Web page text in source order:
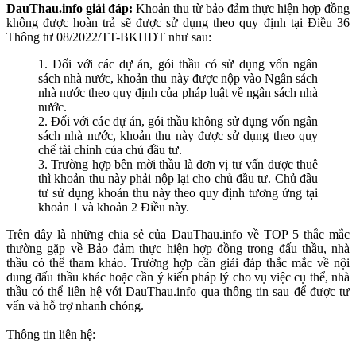
DauThau.info giải đáp: Khoản thu từ bảo đảm thực hiện hợp đồng
không được hoàn trả sẽ được sử dụng theo quy định tại Điều 36
Thông tư 08/2022/TT-BKHĐT như sau:
1. Đối với các dự án, gói thầu có sử dụng vốn ngân
sách nhà nước, khoản thu này được nộp vào Ngân sách
nhà nước theo quy định của pháp luật về ngân sách nhà
nước.
2. Đối với các dự án, gói thầu không sử dụng vốn ngân
sách nhà nước, khoản thu này được sử dụng theo quy
chế tài chính của chủ đầu tư.
3. Trường hợp bên mời thầu là đơn vị tư vấn được thuê
thì khoản thu này phải nộp lại cho chủ đầu tư. Chủ đầu
tư sử dụng khoản thu này theo quy định tương ứng tại
khoản 1 và khoản 2 Điều này.
Trên đây là những chia sẻ của DauThau.info về TOP 5 thắc mắc
thường gặp về Bảo đảm thực hiện hợp đồng trong đấu thầu, nhà
thầu có thể tham khảo. Trường hợp cần giải đáp thắc mắc về nội
dung đấu thầu khác hoặc cần ý kiến pháp lý cho vụ việc cụ thể, nhà
thầu có thể liên hệ với DauThau.info qua thông tin sau để được tư
vấn và hỗ trợ nhanh chóng.
Thông tin liên hệ: